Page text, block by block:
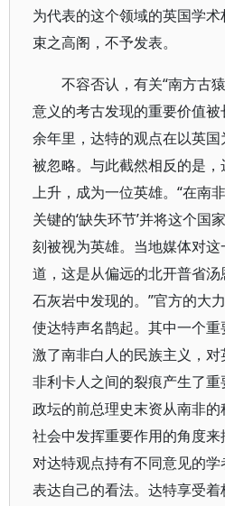
为代表的这个领域的英国学
束之高阁，不予发表。
不容否认，有关“南方古
意义的考古发现的重要价值
余年里，达特的观点在以英
被忽略。与此截然相反的是
上升，成为一位英雄。“在南
关键的‘缺失环节’并将这个国
刻被视为英雄。当地媒体对
道，这是从偏远的北开普省
石灰岩中发现的。”官方的大
使达特声名鹊起。其中一个
激了南非白人的民族主义，
非利卡人之间的裂痕产生了
政坛的前总理史末资从南非
社会中发挥重要作用的角度
对达特观点持有不同意见的
表达自己的看法。达特享受